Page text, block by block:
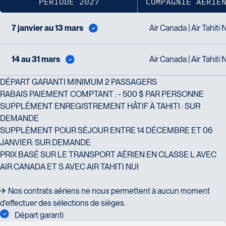
PÉRIODE 2027 COMPAGNIE
7 janvier au 13 mars Air Canada | Air Tahiti
14 au 31 mars Air Canada | Air Tahiti
DÉPART GARANTI MINIMUM 2 PASSAGERS
RABAIS PAIEMENT COMPTANT : - 500 $ PAR PERSONNE
SUPPLÉMENT ENREGISTREMENT HÂTIF À TAHITI : SUR
DEMANDE
SUPPLÉMENT POUR SÉJOUR ENTRE 14 DÉCEMBRE ET 06
JANVIER: SUR DEMANDE
PRIX BASÉ SUR LE TRANSPORT AÉRIEN EN CLASSE L AVEC
AIR CANADA ET S AVEC AIR TAHITI NUI
✈ Nos contrats aériens ne nous permettent à aucun moment
d’effectuer des sélections de sièges.
Départ garanti
2967
Voyages CAA Brossard
8940 Boulevard Leduc - Bureau 20
Brossard
J4Y 0G4
Tél :450-465-0620 / 1-844-869-
2439
Voyages CAA Québec
500 rue Bouvier - Suite 202
Québec
2439
Voyages Émotions
2 rue Pleau
Pont-Rouge
G3H 2G2